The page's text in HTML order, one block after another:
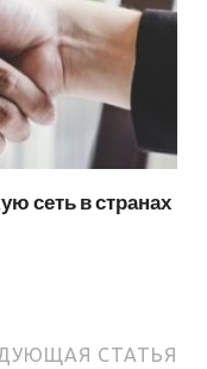
сеть в странах
СТАТЬЯ